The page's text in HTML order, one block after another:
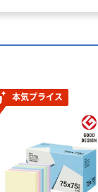
本気プライス
￥1,037~
リジナル
G バルクタイプ
指定医薬部外品
￥140~ （税込）